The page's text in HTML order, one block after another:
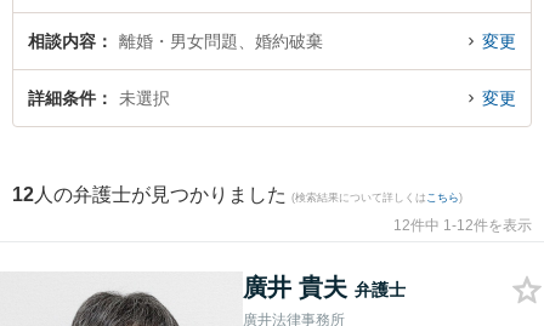
に相談したい』『婚約破棄のトラブル解決の実績豊富な近くの弁護士を検索し
たい』『初回相談無料で婚約破棄を法律相談できる武蔵野市内の弁護士に相談
予約したい』などでお困りの相談者さんにおすすめです。
相談内容 離婚・男女問題、婚約破棄 変更
詳細条件 未選択 変更
12 人の弁護士が見つかりました (検索結果について詳しくは こちら)
12件中 1-12件を表示
廣井 貴夫 弁護士
廣井法律事務所